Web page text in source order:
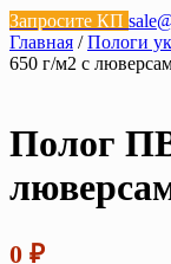
Запросите КП
Главная /Пологи
650 г/м2 с
Полог
0 ₽